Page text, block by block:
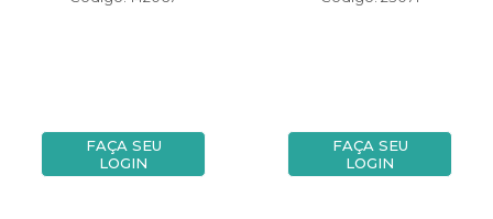
FAÇA SEU
LOGIN
FAÇA SEU
LOGIN